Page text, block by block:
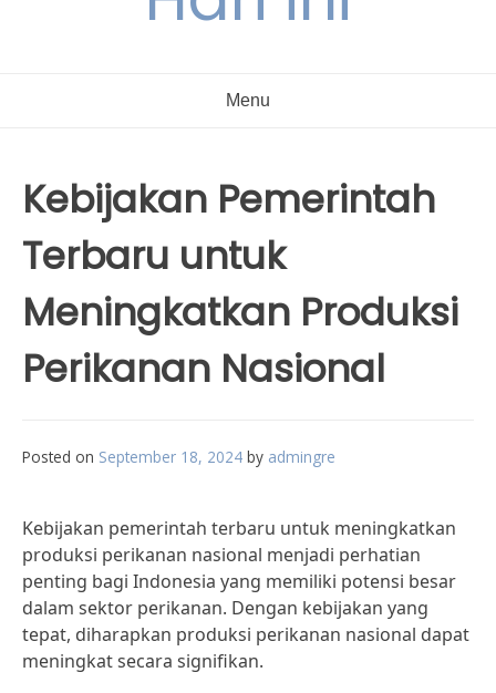
Menu
Kebijakan Pemerintah
Terbaru untuk
Meningkatkan Produksi
Perikanan Nasional
Posted on September 18, 2024 by admingre
Kebijakan pemerintah terbaru untuk meningkatkan
produksi perikanan nasional menjadi perhatian
penting bagi Indonesia yang memiliki potensi besar
dalam sektor perikanan. Dengan kebijakan yang
tepat, diharapkan produksi perikanan nasional dapat
meningkat secara signifikan.